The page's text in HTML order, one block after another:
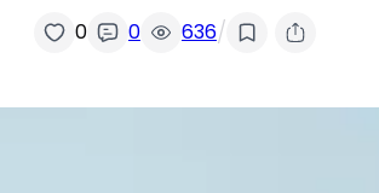
0 0 636/